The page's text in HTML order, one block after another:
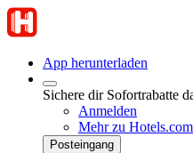
App herunterladen
Sichere dir Sofortrabatte
Anmelden
Mehr zu
Posteingang